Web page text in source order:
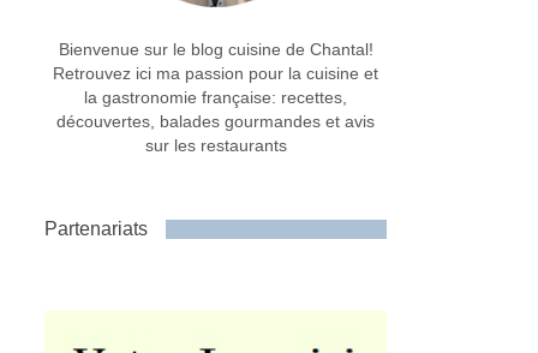
Bienvenue sur le blog cuisine de Chantal!
Retrouvez ici ma passion pour la cuisine et
la gastronomie française: recettes,
découvertes, balades gourmandes et avis
sur les restaurants
Partenariats